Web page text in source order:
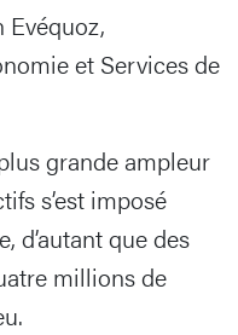
et Services de
grande ampleur
s’est imposé
d’autant que des
millions de